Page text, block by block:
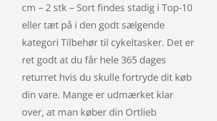
cm – 2 stk – Sort findes stadig i Top-10
eller tæt på i den godt sælgende
kategori Tilbehør til cykeltasker. Det er
ret godt at du får hele 365 dages
returret hvis du skulle fortryde dit køb
din vare. Mange er udmærket klar
over, at man køber din Ortlieb